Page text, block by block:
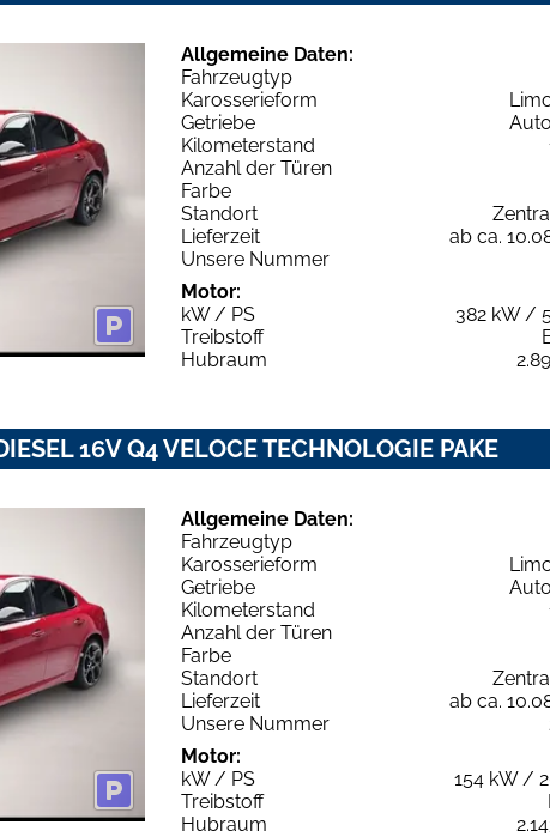
Allgemeine Daten:
Fahrzeugtyp
Karosserieform
Getriebe
Kilometerstand
Anzahl der Türen
Farbe
Standort
Lieferzeit
ab ca.
Unsere Nummer
Motor:
kW / PS
382 kW /
Treibstoff
Hubraum
16V Q4 VELOCE TECHNOLOGIE PAKE
Allgemeine Daten:
Fahrzeugtyp
Karosserieform
Getriebe
Kilometerstand
Anzahl der Türen
Farbe
Standort
Lieferzeit
ab ca.
Unsere Nummer
Motor:
kW / PS
154 kW /
Treibstoff
Hubraum